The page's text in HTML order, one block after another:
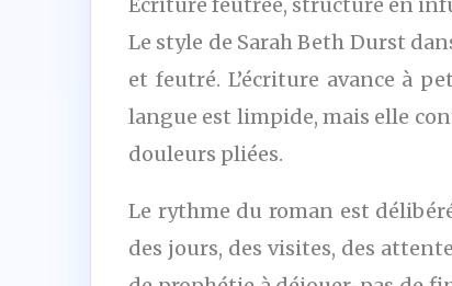
Le style de Sarah Beth Durst
et feutré. L’écriture avance à
langue est limpide, mais elle
douleurs pliées.
Le rythme du roman est
des jours, des visites, des